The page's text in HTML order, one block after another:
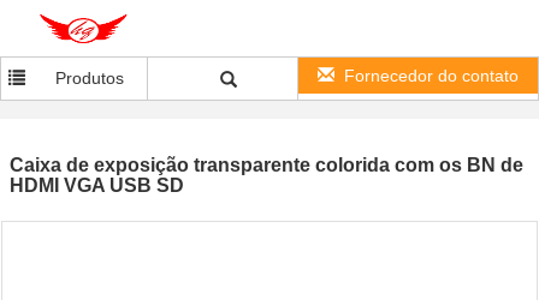
Produtos Fornecedor do contato
Caixa de exposição transparente colorida com os BN de
HDMI VGA USB SD